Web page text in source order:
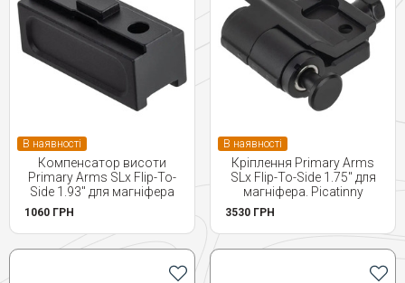
В наявності
Компенсатор висоти
Primary Arms SLx Flip-To-
Side 1.93" для магніфера
1060 ГРН
В наявності
Кріплення Primary Arms
SLx Flip-To-Side 1.75" для
магніфера. Picatinny
3530 ГРН